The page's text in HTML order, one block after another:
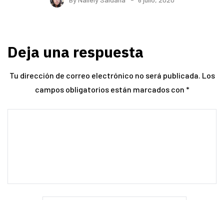
Deja una respuesta
Tu dirección de correo electrónico no será publicada. Los
campos obligatorios están marcados con *